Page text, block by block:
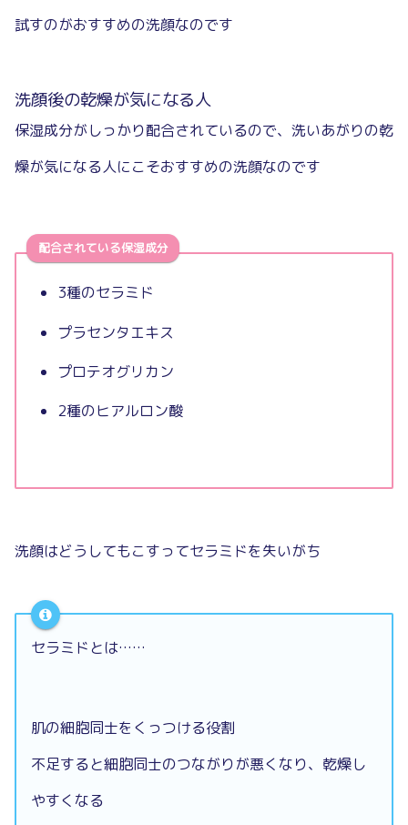
試すのがおすすめの洗顔なのです
洗顔後の乾燥が気になる人
保湿成分がしっかり配合されているので、洗いあがりの乾
燥が気になる人にこそおすすめの洗顔なのです
配合されている保湿成分
3種のセラミド
プラセンタエキス
プロテオグリカン
2種のヒアルロン酸
洗顔はどうしてもこすってセラミドを失いがち
セラミドとは……
肌の細胞同士をくっつける役割
不足すると細胞同士のつながりが悪くなり、乾燥し
やすくなる